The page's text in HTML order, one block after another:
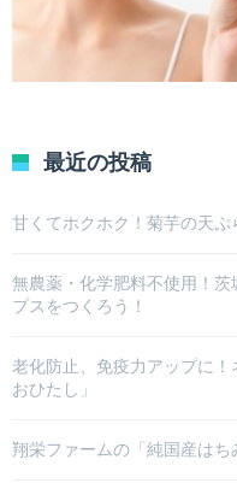
最近の投稿
甘くてホクホク！菊芋の天ぷ
無農薬・化学肥料不使用！
プスをつくろう！
老化防止、免疫力アップに
おひたし」
翔栄ファームの「純国産はち